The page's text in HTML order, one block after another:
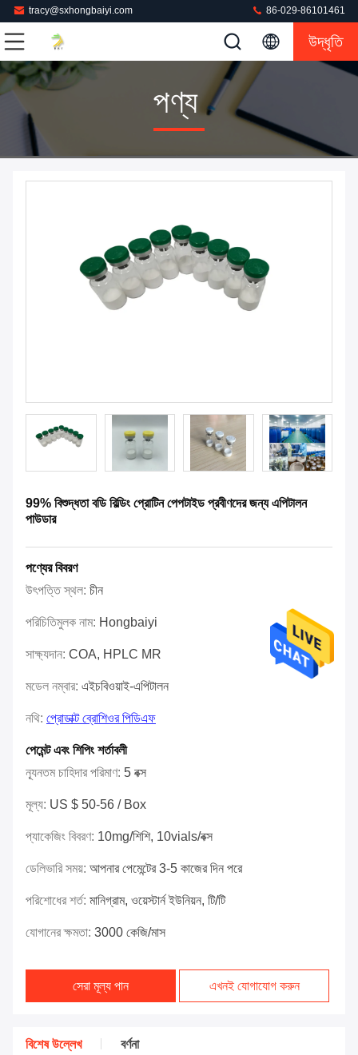
tracy@sxhongbaiyi.com 86-029-86101461
উদ্ধৃতি
পণ্য
99% বিশুদ্ধতা বডি বিল্ডিং প্রোটিন পেপটাইড প্রবীণদের জন্য এপিটালন
পাউডার
পণ্যের বিবরণ
উৎপত্তি স্থল: চীন
পরিচিতিমুলক নাম: Hongbaiyi
সাক্ষ্যদান: COA, HPLC MR
মডেল নম্বার: এইচবিওয়াই-এপিটালন
নথি: প্রোডাক্ট ব্রোশিওর পিডিএফ
পেমেন্ট এবং শিপিং শর্তাবলী
ন্যূনতম চাহিদার পরিমাণ: 5 বক্স
মূল্য: US $ 50-56 / Box
প্যাকেজিং বিবরণ: 10mg/শিশি, 10vials/বক্স
ডেলিভারি সময়: আপনার পেমেন্টের 3-5 কাজের দিন পরে
পরিশোধের শর্ত: মানিগ্রাম, ওয়েস্টার্ন ইউনিয়ন, টি/টি
যোগানের ক্ষমতা: 3000 কেজি/মাস
সেরা মূল্য পান এখনই যোগাযোগ করুন
বিশেষ উল্লেখ বর্ণনা